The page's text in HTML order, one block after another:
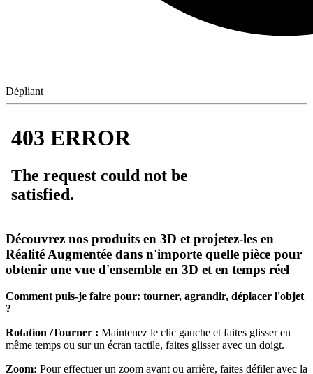
Dépliant
Découvrez nos produits en 3D et projetez-les en
Réalité Augmentée dans n'importe quelle pièce pour
obtenir une vue d'ensemble en 3D et en temps réel
Comment puis-je faire pour: tourner, agrandir, déplacer l'objet
?
Rotation /Tourner : Maintenez le clic gauche et faites glisser en
même temps ou sur un écran tactile, faites glisser avec un doigt.
Zoom: Pour effectuer un zoom avant ou arrière, faites défiler avec la